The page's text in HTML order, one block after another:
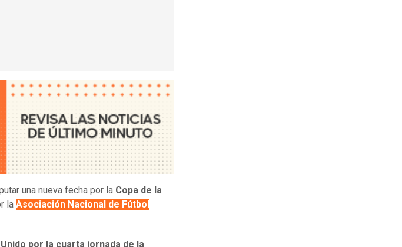
una nueva fecha por la Copa de la
la Asociación Nacional de Fútbol
por la cuarta jornada de la